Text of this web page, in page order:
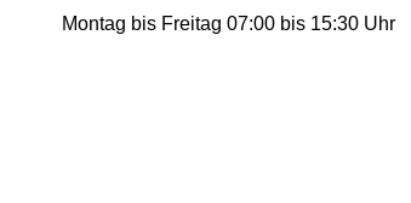
Montag bis Freitag 07:00 bis 15:30 Uhr